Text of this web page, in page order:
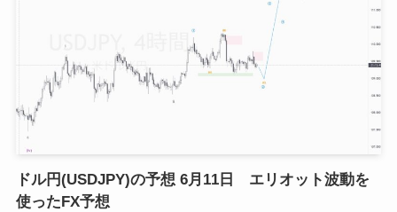
ドル円(USDJPY)の予想 6月11日 エリオット波動を
使ったFX予想